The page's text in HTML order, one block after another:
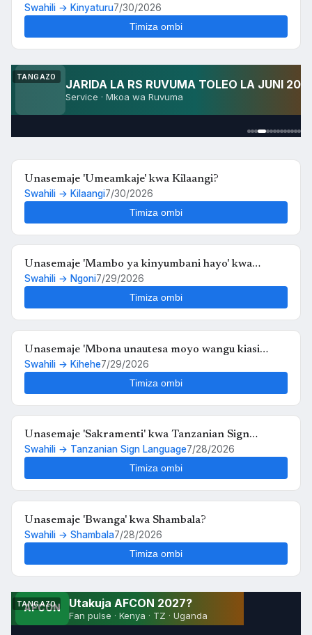
Swahili → Fipa7/31/2026
Timiza ombi
Unasemaje 'salamu' kwa Kinyaturu?
Swahili → Kinyaturu7/30/2026
TANGAZO
JARIDA LA RS RUVUMA TOLEO LA JUNI
Service · Mkoa wa Ruvuma
Unasemaje 'Umeamkaje' kwa Kilaangi?
Swahili → Kilaangi7/30/2026
Timiza ombi
Unasemaje 'Mambo ya kinyumbani hayo' kwa
Ngoni?
Swahili → Ngoni7/29/2026
Timiza ombi
Unasemaje 'Mbona unautesa moyo wangu kiasi
hiko,,au kosa langu ni upendo wangu kwako' kwa
Kihehe?
Swahili → Kihehe7/29/2026
Timiza ombi
Unasemaje 'Sakramenti' kwa Tanzanian Sign
Language?
Swahili → Tanzanian Sign Language
Timiza ombi
Unasemaje 'Bwanga' kwa Shambala?
Swahili → Shambala 7/28/2026